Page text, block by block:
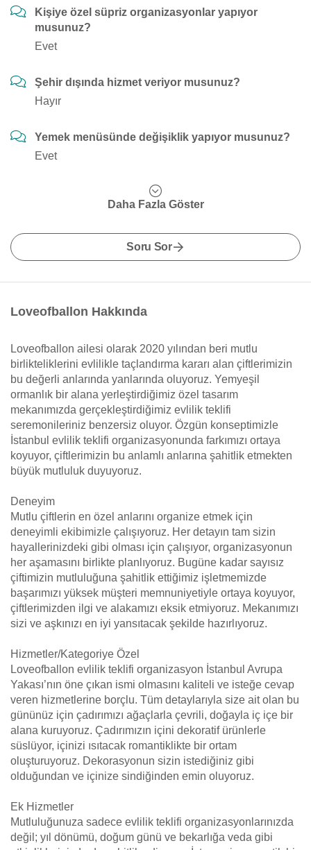
Kişiye özel süpriz organizasyonlar yapıyor
musunuz?
Evet
Şehir dışında hizmet veriyor musunuz?
Hayır
Yemek menüsünde değişiklik yapıyor musunuz?
Evet
Daha Fazla Göster
Soru Sor
Loveofballon Hakkında
Loveofballon ailesi olarak 2020 yılından beri mutlu
birlikteliklerini evlilikle taçlandırma kararı alan çiftlerimizin
bu değerli anlarında yanlarında oluyoruz. Yemyeşil
ormanlık bir alana yerleştirdiğimiz özel tasarım
mekanımızda gerçekleştirdiğimiz evlilik teklifi
seremonileriniz benzersiz oluyor. Özgün konseptimizle
İstanbul evlilik teklifi organizasyonunda farkımızı ortaya
koyuyor, çiftlerimizin bu anlamlı anlarına şahitlik etmekten
büyük mutluluk duyuyoruz.
Deneyim
Mutlu çiftlerin en özel anlarını organize etmek için
deneyimli ekibimizle çalışıyoruz. Her detayın tam sizin
hayallerinizdeki gibi olması için çalışıyor, organizasyonun
her aşamasını birlikte planlıyoruz. Bugüne kadar sayısız
çiftimizin mutluluğuna şahitlik ettiğimiz işletmemizde
başarımızı yüksek müşteri memnuniyetiyle ortaya koyuyor,
çiftlerimizden ilgi ve alakamızı eksik etmiyoruz. Mekanımızı
sizi ve aşkınızı en iyi yansıtacak şekilde hazırlıyoruz.
Hizmetler/Kategoriye Özel
Loveofballon evlilik teklifi organizasyon İstanbul Avrupa
Yakası’nın öne çıkan ismi olmasını kaliteli ve isteğe cevap
veren hizmetlerine borçlu. Tüm detaylarıyla size ait olan bu
gününüz için çadırımızı ağaçlarla çevrili, doğayla iç içe bir
alana kuruyoruz. Çadırımızın içini dekoratif ürünlerle
süslüyor, içinizi ısıtacak romantiklikte bir ortam
oluşturuyoruz. Dekorasyonun sizin istediğiniz gibi
olduğundan ve içinize sindiğinden emin oluyoruz.
Ek Hizmetler
Mutluluğunuza sadece evlilik teklifi organizasyonlarınızda
değil; yıl dönümü, doğum günü ve bekarlığa veda gibi